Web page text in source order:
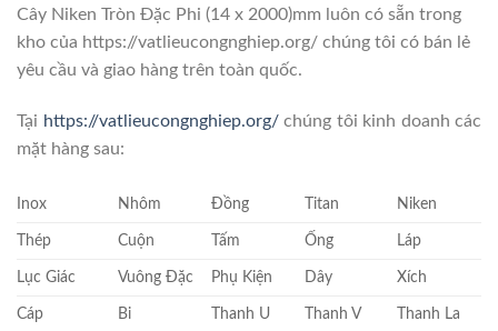
Cây Niken Tròn Đặc Phi (14 x 2000)mm luôn có sẵn trong
kho của https://vatlieucongnghiep.org/ chúng tôi có bán lẻ
yêu cầu và giao hàng trên toàn quốc.
Tại https://vatlieucongnghiep.org/chúng tôi kinh doanh các
mặt hàng sau:
Inox Nhôm Đồng Titan Niken
Thép Cuộn Tấm Ống Láp
Lục Giác Vuông Đặc Phụ Kiện Dây Xích
Cáp Bi Thanh U Thanh V Thanh La